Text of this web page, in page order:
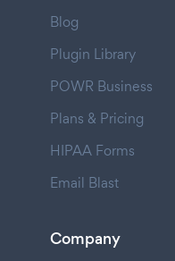
Blog
Plugin Library
POWR Business
Plans & Pricing
HIPAA Forms
Email Blast
Company